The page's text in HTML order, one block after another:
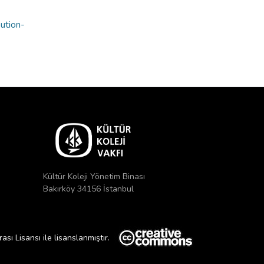
Kültür Koleji Yönetim Binası
Bakırköy 34156 İstanbul
Lisansı ile lisanslanmıştır.